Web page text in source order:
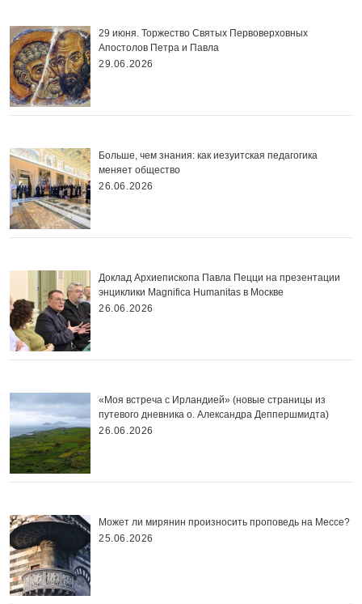
29 июня. Торжество Святых Первоверховных
Апостолов Петра и Павла
29.06.2026
Больше, чем знания: как иезуитская педагогика
меняет общество
26.06.2026
Доклад Архиепископа Павла Пецци на презентации
энциклики Magnifica Нumanitas в Москве
26.06.2026
«Моя встреча с Ирландией» (новые страницы из
путевого дневника о. Александра Деппершмидта)
26.06.2026
Может ли мирянин произносить проповедь на Мессе?
25.06.2026